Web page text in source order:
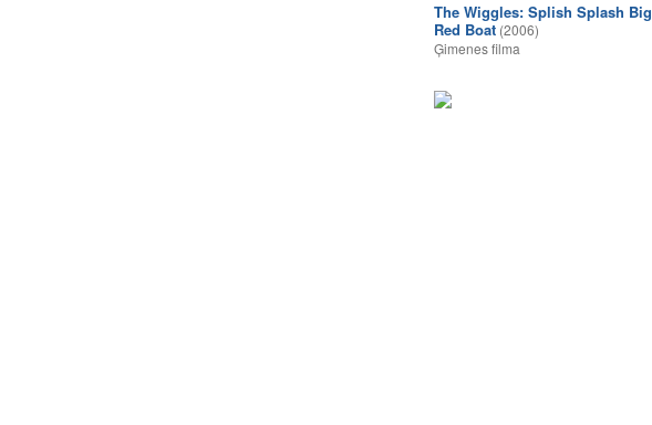
The Wiggles: Splish Splash Big
Red Boat (2006)
Ģimenes filma